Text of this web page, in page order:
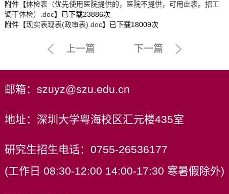
附件【体检表（优先使用医院提供的，医院不提供，可用此表。招工
调干体检）.doc】已下载23886次
附件【现实表现表(政审表).doc】已下载18009次
上一篇 下一篇
邮箱：szuyz@szu.edu.cn
地址：深圳大学粤海校区汇元楼435室
研究生招生电话：0755-26536177
(工作日 08:30-12:00 14:00-17:30 寒暑假除外)